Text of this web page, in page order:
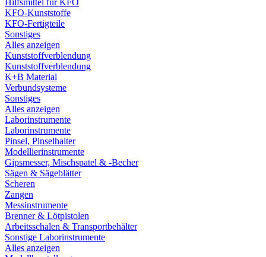
Hilfsmittel für KFO
KFO-Kunststoffe
KFO-Fertigteile
Sonstiges
Alles anzeigen
Kunststoffverblendung
Kunststoffverblendung
K+B Material
Verbundsysteme
Sonstiges
Alles anzeigen
Laborinstrumente
Laborinstrumente
Pinsel, Pinselhalter
Modellierinstrumente
Gipsmesser, Mischspatel & -Becher
Sägen & Sägeblätter
Scheren
Zangen
Messinstrumente
Brenner & Lötpistolen
Arbeitsschalen & Transportbehälter
Sonstige Laborinstrumente
Alles anzeigen